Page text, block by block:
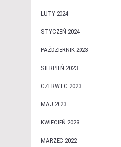
LUTY 2024
STYCZEŃ 2024
PAŹDZIERNIK 2023
SIERPIEŃ 2023
CZERWIEC 2023
MAJ 2023
KWIECIEŃ 2023
MARZEC 2022